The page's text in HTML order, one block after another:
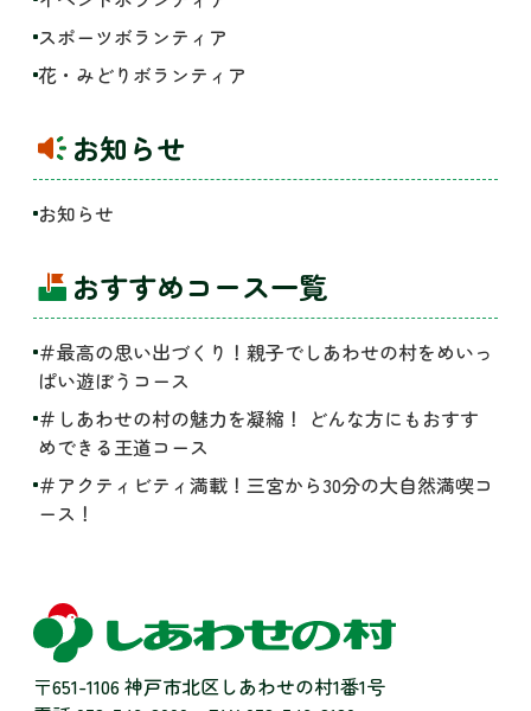
スポーツボランティア
花・みどりボランティア
お知らせ
お知らせ
おすすめコース一覧
＃最高の思い出づくり！親子でしあわせの村をめいっ
ぱい遊ぼうコース
＃しあわせの村の魅力を凝縮！ どんな方にもおすす
めできる王道コース
＃アクティビティ満載！三宮から30分の大自然満喫コ
ース！
〒651-1106 神戸市北区しあわせの村1番1号